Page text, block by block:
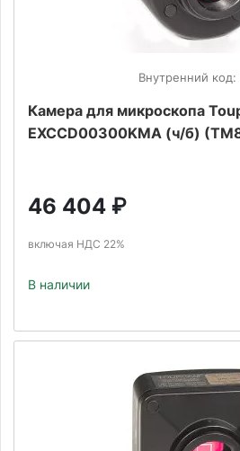
Внутренний код:
Камера для микроскопа
EXCCD00300KMA (ч/б)
46 404 ₽
включая НДС 22%
В наличии